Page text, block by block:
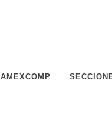
AMEXCOMP